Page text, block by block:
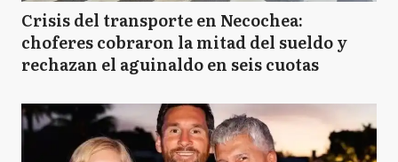
Crisis del transporte en Necochea:
choferes cobraron la mitad del sueldo y
rechazan el aguinaldo en seis cuotas